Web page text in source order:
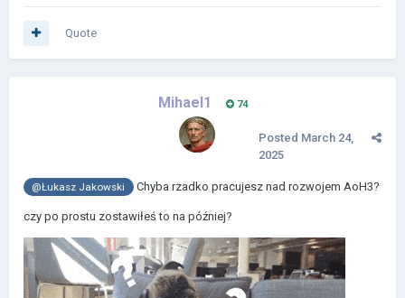
Quote
Mihael1 74
Posted March 24,
2025
@Łukasz Jakowski Chyba rzadko pracujesz nad rozwojem AoH3?
czy po prostu zostawiłeś to na później?